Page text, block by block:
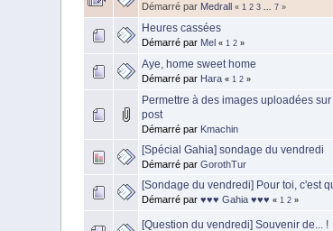
Démarré par Medrall «1 2 3 ...7 »
Heures cassées
Démarré par Mel «1 2 »
Aye, home sweet home
Démarré par Hara «1 2 »
Permettre à des images uploadées
post
Démarré par Kmachin
[Spécial Gahia] sondage du vendredi
Démarré parGorothTur
[Sondage du vendredi] Pour toi, c'est
Démarré par♥♥♥ Gahia ♥♥♥ «1 2 »
[Question du vendredi] Souvenir de... !